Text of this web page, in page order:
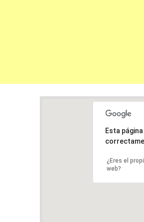
Esta
¿Eres el
web?